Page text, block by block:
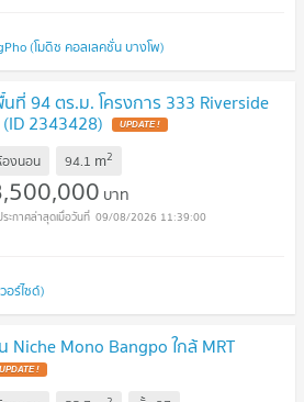
(โมดิซ คอลเลคชั่น บางโพ)
ที่ 94 ตร.ม. โครงการ 333 Riverside
2343428) UPDATE !
งนอน 94.1 m2
บาท
09/08/2026 11:39:00
อร์ไซด์)
Mono Bangpo ใกล้ MRT
UPDATE !